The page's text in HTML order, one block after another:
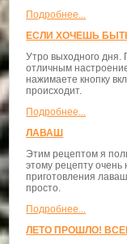
Подробнее...
ЕСЛИ ХОЧЕШЬ
Утро выходного дня.
отличным
нажимаете кнопку
происходит.
Подробнее...
ЛАВАШ
Этим рецептом я
этому рецепту очень
приготовления
просто.
Подробнее...
ЛЕТО ПРОШЛО!